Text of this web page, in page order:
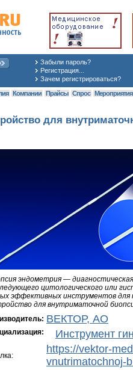
Забыли пароль?
Регистрация...
Зачем регистрироваться?
Компании Прайсы Спрос Мероприятия
для
эндометрия —
цитологического или
эффективных инструментов для
для внутриматочной
ВЕКТОР, АО
Инструмент
https://vektor-
vnutrimatochnoj-